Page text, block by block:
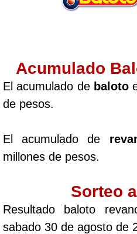
Acumulado
El acumulado de baloto
de pesos.
El acumulado de
millones de pesos.
Sorteo
Resultado baloto
sabado 30 de agosto de